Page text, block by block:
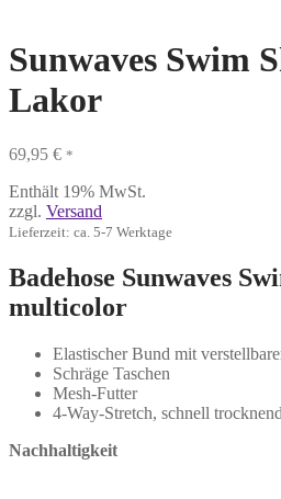
Sunwaves Swim
Lakor
69,95 € *
Enthält 19% MwSt.
zzgl. Versand
Lieferzeit: ca. 5-7 Werktage
Badehose Sunwaves
multicolor
Elastischer Bund mit
Schräge Taschen
Mesh-Futter
4-Way-Stretch, schnell
Nachhaltigkeit